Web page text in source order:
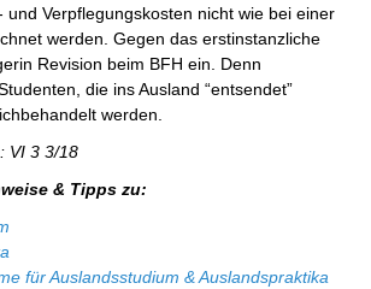
und Verpflegungskosten nicht wie bei einer
werden. Gegen das erstinstanzliche
Revision beim BFH ein. Denn
die ins Ausland “entsendet”
werden.
VI 3 3/18
& Tipps zu:
für Auslandsstudium & Auslandspraktika